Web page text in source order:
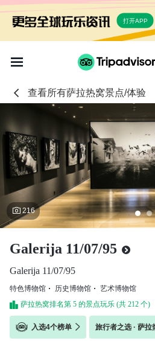
打开APP
查看所有萨拉热窝景点/体验
 216
Galerija 11/07/95
Galerija 11/07/95
特色博物馆 历史博物馆
艺术博物馆
萨拉热窝排名第 5 的景点玩乐 (共 212 个)
入选4个榜单 旅行者之选 · 萨